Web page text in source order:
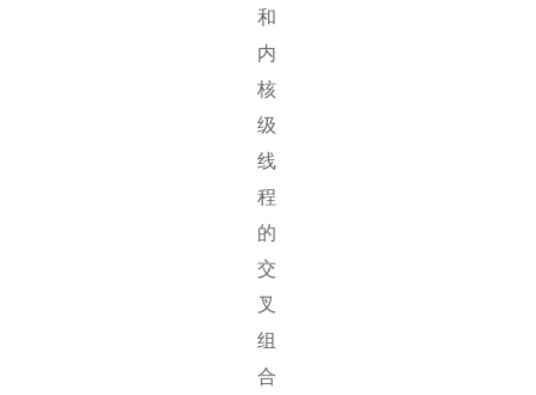
和
内
核
级
线
程
的
交
叉
组
合